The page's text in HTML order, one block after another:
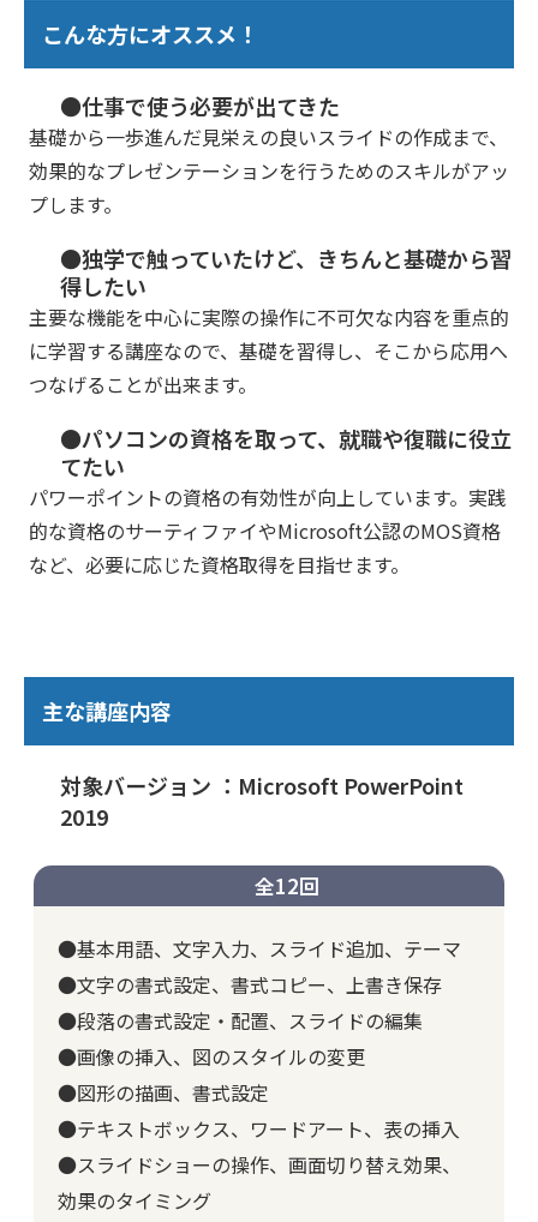
こんな方にオススメ！
●仕事で使う必要が出てきた
基礎から一歩進んだ見栄えの良いスライドの作成まで、
効果的なプレゼンテーションを行うためのスキルがアッ
プします。
●独学で触っていたけど、きちんと基礎から習
得したい
主要な機能を中心に実際の操作に不可欠な内容を重点的
に学習する講座なので、基礎を習得し、そこから応用へ
つなげることが出来ます。
●パソコンの資格を取って、就職や復職に役立
てたい
パワーポイントの資格の有効性が向上しています。実践
的な資格のサーティファイやMicrosoft公認のMOS資格
など、必要に応じた資格取得を目指せます。
主な講座内容
対象バージョン ：Microsoft PowerPoint
2019
全12回
●基本用語、文字入力、スライド追加、テーマ
●文字の書式設定、書式コピー、上書き保存
●段落の書式設定・配置、スライドの編集
●画像の挿入、図のスタイルの変更
●図形の描画、書式設定
●テキストボックス、ワードアート、表の挿入
●スライドショーの操作、画面切り替え効果、
効果のタイミング